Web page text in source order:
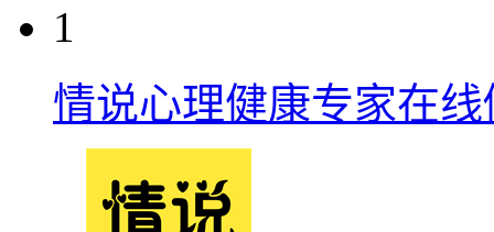
1
情说心理健康专家在线